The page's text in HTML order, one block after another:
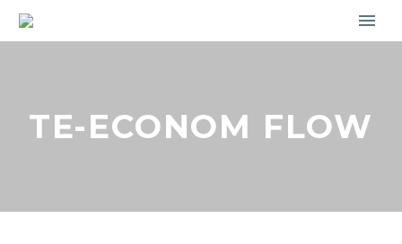
TE-ECONOM FLOW